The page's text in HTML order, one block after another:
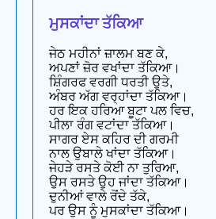
ਮੁਸਕਾਂਦਾ ਤੱਕਿਆ
ਜੇਠ ਮਹੀਨਾਂ ਜ਼ਾਲਮ ਬਣ ਕੇ,
ਅਪਣਾਂ ਜ਼ੋਰ ਵਖਾਂਦਾ ਤੱਕਿਆ।
ਸ਼ਿੰਗਰਫ ਵਰਗੀ ਧਰਤੀ ਉਤੇ,
ਅੰਬਰ ਅੱਗ ਵਰ੍ਹਾਂਦਾ ਤੱਕਿਆ।
ਹਰ ਇਕ ਹਰਿਆ ਬੂਟਾ ਪਲ ਵਿਚ,
ਪੀਲਾ ਰੰਗ ਵਟਾਂਦਾ ਤੱਕਿਆ।
ਸਾਗਰ ਏਸ ਕਹਿਰ ਦੀ ਗਰਮੀ
ਨਾਲ ਉਬਾਲੇ ਖਾਂਦਾ ਤੱਕਿਆ।
ਜੇਹੜੇ ਰਸਤੇ ਕੋਈ ਨਾ ਤੁਰਿਆ,
ਉਸ ਰਸਤੇ ਉਹ ਜਾਂਦਾ ਤੱਕਿਆ।
ਦੁਨੀਆਂ ਵਾਲੇ ਰੋਂਦੇ ਤੱਕੇ,
ਪਰ ਉਸ ਨੂੰ ਮੁਸਕਾਂਦਾ ਤੱਕਿਆ।